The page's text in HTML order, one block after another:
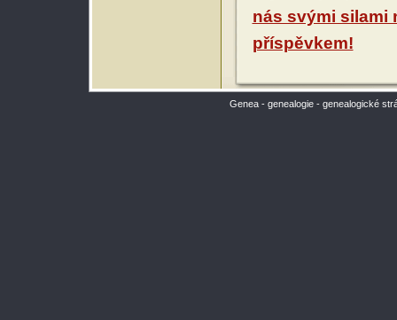
nás svými silami
příspěvkem!
Genea - genealogie - genealogické